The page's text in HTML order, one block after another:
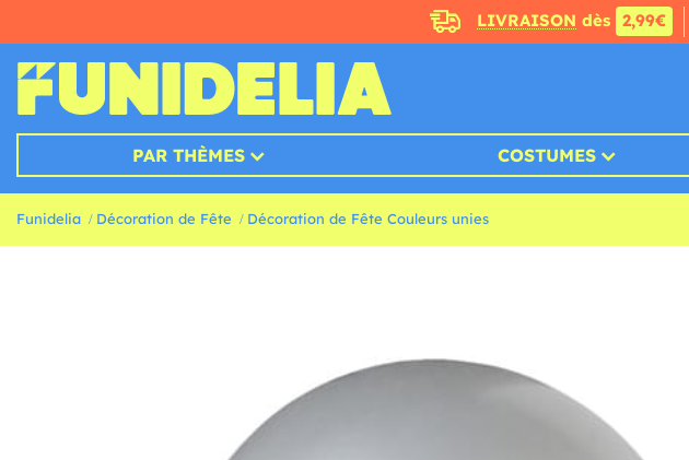
LIVRAISON dès 2,99€
PAR THÈMES COSTUMES
Funidelia Décoration de Fête Décoration de Fête Couleurs unies